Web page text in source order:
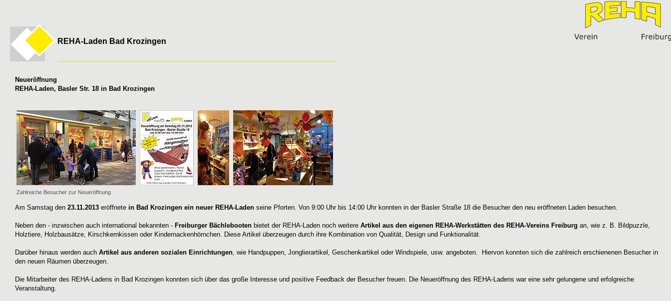
REHA-Laden Bad Krozingen
Neueröffnung
REHA-Laden, Basler Str. 18 in Bad Krozingen
Zahlreiche Besucher zur Neueröffnung
Am Samstag den 23.11.2013 eröffnete in Bad Krozingen ein neuer REHA-Laden seine Pforten. Von 9:00 Uhr bis 14:00 Uhr konnten in der Basler Straße 18 die Besucher den neu eröffneten Laden besuchen.
Neben den - inzwischen auch international bekannten - Freiburger Bächlebooten bietet der REHA-Laden noch weitere Artikel aus den eigenen REHA-Werkstätten des REHA-Vereins Freiburg an, wie z. B. Bildpuzzle,
Holztiere, Holzbausätze, Kirschkernkissen oder Kindernackenhörnchen. Diese Artikel überzeugen durch ihre Kombination von Qualität, Design und Funktionalität.
Darüber hinaus werden auch Artikel aus anderen sozialen Einrichtungen, wie Handpuppen, Jonglierartikel, Geschenkartikel oder Windspiele, usw. angeboten. Hiervon konnten sich die zahlreich erschienenen Besucher in
den neuen Räumen überzeugen.
Die Mitarbeiter des REHA-Ladens in Bad Krozingen konnten sich über das große Interesse und positive Feedback der Besucher freuen. Die Neueröffnung des REHA-Ladens war eine sehr gelungene und erfolgreiche
Veranstaltung.